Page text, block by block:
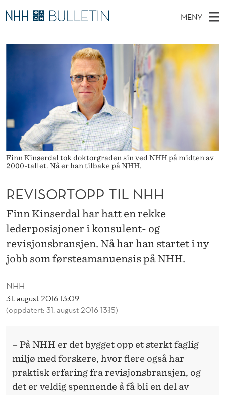
R
E
V
R
O
P
T
L
N
H
H
MENY
O
V
D
E
Y
Ø
E
T
Stipendiater og nye forskerprofiler
Ekspertutvalg
Om Bulletin
Finn Kinserdal tok doktorgraden sin ved NHH på midten av
2000-tallet. Nå er han tilbake på NHH.
NHH
31. august 2016 13:09
(oppdatert: 31. august 2016 13:15)
REVISORTOPP TIL NHH
Finn Kinserdal har hatt en rekke
lederposisjoner i konsulent- og
revisjonsbransjen. Nå har han startet i ny
jobb som førsteamanuensis på NHH.
– På NHH er det bygget opp et sterkt faglig
miljø med forskere, hvor flere også har
praktisk erfaring fra revisjonsbransjen, og
det er veldig spennende å få bli en del av